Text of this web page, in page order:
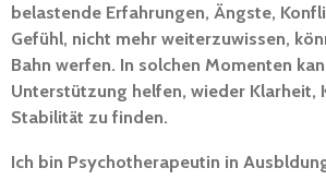
belastende Erfahrungen, Ängste,
Gefühl, nicht mehr weiterzuwissen,
Bahn werfen. In solchen Momenten
Unterstützung helfen, wieder Klarheit,
Stabilität zu finden.
Ich bin Psychotherapeutin in